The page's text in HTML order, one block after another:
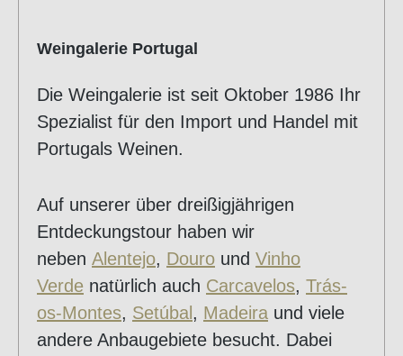
Weingalerie Portugal
Die Weingalerie ist seit Oktober 1986 Ihr
Spezialist für den Import und Handel mit
Portugals Weinen.
Auf unserer über dreißigjährigen
Entdeckungstour haben wir
neben Alentejo, Douro und Vinho
Verde natürlich auch Carcavelos, Trás-
os-Montes, Setúbal , Madeira und viele
andere Anbaugebiete besucht. Dabei